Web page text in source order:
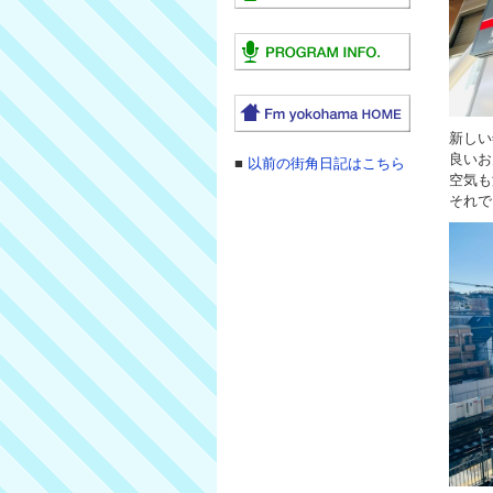
■ 以前の街角日記はこちら
新し
良い
空気
それ